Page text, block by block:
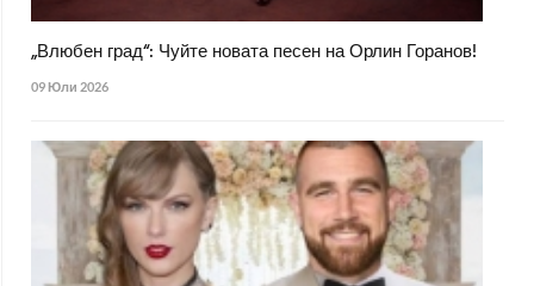
„Влюбен град“: Чуйте новата песен на Орлин Горанов!
09 Юли 2026